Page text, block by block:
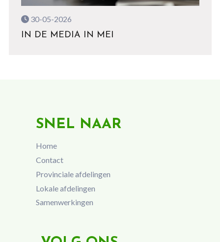
30-05-2026
IN DE MEDIA IN MEI
SNEL NAAR
Home
Contact
Provinciale afdelingen
Lokale afdelingen
Samenwerkingen